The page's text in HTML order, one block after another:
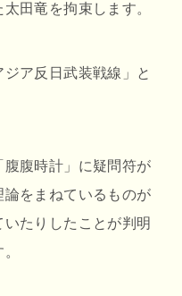
田竜を拘束します。
ア反日武装戦線」と
腹腹時計」に疑問符が
をまねているものが
たりしたことが判明